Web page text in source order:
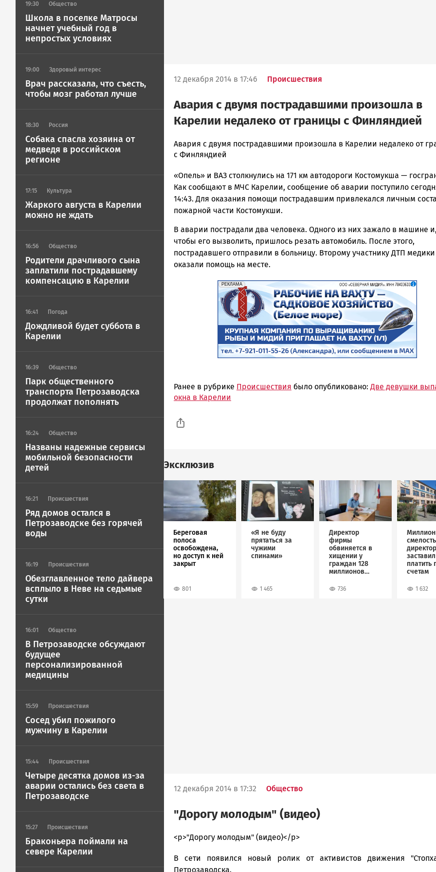
19:30 Общество
Школа в поселке Матросы
начнет учебный год в
непростых условиях
19:00 Здоровый интерес
Врач рассказала, что съесть,
чтобы мозг работал лучше
18:30 Россия
Собака спасла хозяина от
медведя в российском
регионе
17:15 Культура
Жаркого августа в Карелии
можно не ждать
16:56 Общество
Родители драчливого сына
заплатили пострадавшему
компенсацию в Карелии
16:41 Погода
Дождливой будет суббота в
Карелии
16:39 Общество
Парк общественного
транспорта Петрозаводска
продолжат пополнять
16:24 Общество
Названы надежные сервисы
мобильной безопасности
детей
16:21 Происшествия
Ряд домов остался в
Петрозаводске без горячей
воды
16:19 Происшествия
Обезглавленное тело дайвера
всплыло в Неве на седьмые
сутки
16:01 Общество
В Петрозаводске обсуждают
будущее
персонализированной
медицины
15:59 Происшествия
Сосед убил пожилого
мужчину в Карелии
15:44 Происшествия
Четыре десятка домов из-за
аварии остались без света в
Петрозаводске
15:27 Происшествия
Браконьера поймали на
севере Карелии
12 декабря 2014 в 17:46 Происшествия
Авария с двумя пострадавшими произошла в
Карелии недалеко от границы с Финляндией
admintimur
Новости
и
Карелии
|
Петрозаводск
Авария с двумя пострадавшими произошла в Карелии недалеко от
с Финляндией
«Опель» и ВАЗ столкнулись на 171 км автодороги Костомукша —
Как сообщают в МЧС Карелии, сообщение об аварии поступило
14:43. Для оказания помощи пострадавшим привлекался личным
пожарной части Костомукши.
В аварии пострадали два человека. Одного из них зажало в машине и,
чтобы его вызволить, пришлось резать автомобиль. После этого,
пострадавшего отправили в больницу. Второму участнику ДТП медики
оказали помощь на месте.
erid: 2SDnjf467GP
РЕКЛАМА
Реклама
Ранее в рубрике Происшествия было опубликовано:Две девушки
окна в Карелии
Эксклюзив
Береговая
полоса
освобождена,
но доступ к ней
закрыт
801
Image
«Я не буду
прятаться за
чужими
спинами»
1 465
Директор
фирмы
обвиняется в
хищении у
граждан 128
миллионов
736
Image
платить
счетам
1 632
12 декабря 2014 в 17:32 Общество
"Дорогу молодым" (видео)
admintimur
Петрозаводска
и
<p>"Дорогу молодым" (видео)</p>
В сети появился новый ролик от активистов движения
Петрозаводска.